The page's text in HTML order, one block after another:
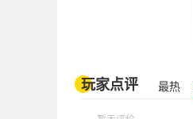
玩家点评 最热